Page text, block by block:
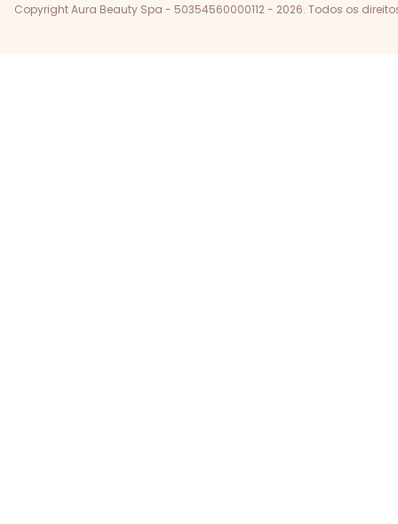
Copyright Aura Beauty Spa - 50354560000112 - 2026. Todos os